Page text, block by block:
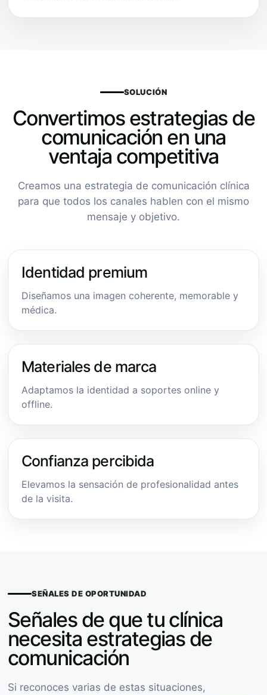
SOLUCIÓN
Convertimos estrategias de
comunicación en una
ventaja competitiva
Creamos una estrategia de comunicación clínica
para que todos los canales hablen con el mismo
mensaje y objetivo.
Identidad premium
Diseñamos una imagen coherente, memorable y
médica.
Materiales de marca
Adaptamos la identidad a soportes online y
offline.
Confianza percibida
Elevamos la sensación de profesionalidad antes
de la visita.
SEÑALES DE OPORTUNIDAD
Señales de que tu clínica
necesita estrategias de
comunicación
Si reconoces varias de estas situaciones,